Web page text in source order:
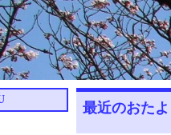
最近のおた